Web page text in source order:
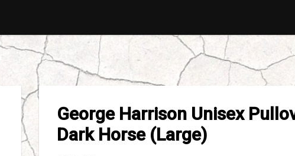
George Harrison Unisex
Dark Horse (Large)